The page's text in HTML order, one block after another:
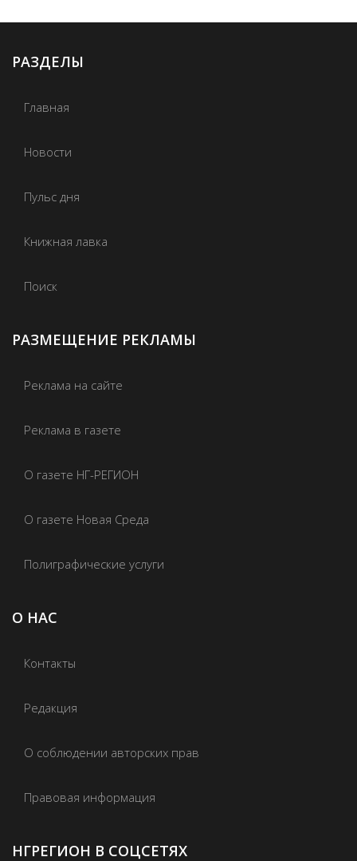
РАЗДЕЛЫ
Главная
Новости
Пульс дня
Книжная лавка
Поиск
РАЗМЕЩЕНИЕ РЕКЛАМЫ
Реклама на сайте
Реклама в газете
О газете НГ-РЕГИОН
О газете Новая Среда
Полиграфические услуги
О НАС
Контакты
Редакция
О соблюдении авторских прав
Правовая информация
НГРЕГИОН В СОЦСЕТЯХ